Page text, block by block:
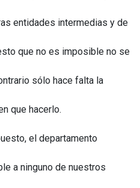
entidades intermedias y de
que no es imposible no se
sólo hace falta la
que hacerlo.
el departamento
a ninguno de nuestros